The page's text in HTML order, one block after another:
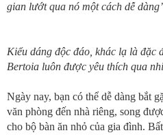
gian lướt qua nó một cách dễ
Kiểu dáng độc đáo, khác lạ là đặc
Bertoia luôn được yêu thích qua
Ngày nay, bạn có thể dễ dàng bắt
văn phòng đến nhà riêng, song
cho bộ bàn ăn nhỏ của gia đình.